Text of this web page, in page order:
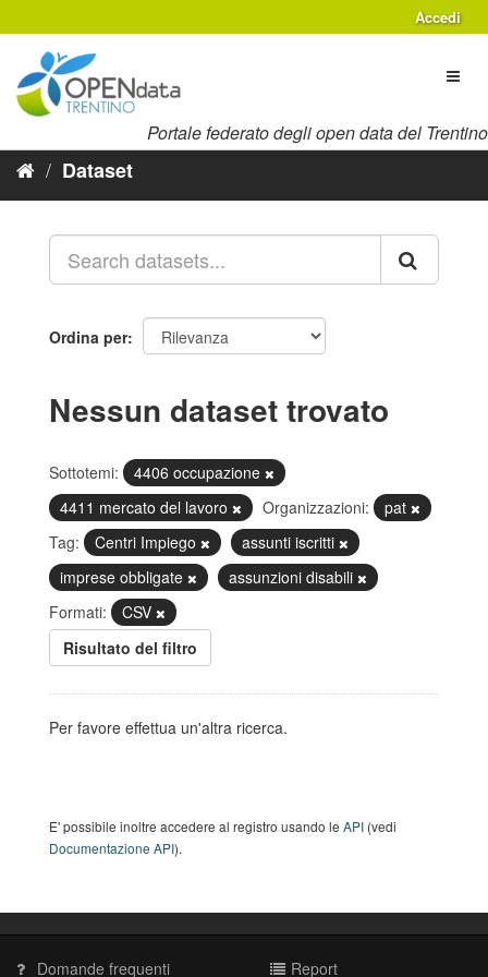
al
contenuto
Accedi
Portale federato degli open data del Trentino
Dataset
Ordina per
Nessun dataset trovato
Sottotemi:
4406 occupazione
4411 mercato del lavoro
Organizzazioni:
pat
Tag:
Centri Impiego
assunti iscritti
imprese obbligate
assunzioni disabili
Formati:
CSV
Risultato del filtro
Per favore effettua un'altra ricerca.
E' possibile inoltre accedere al registro usando le API (vedi
Documentazione API).
Domande frequenti Report